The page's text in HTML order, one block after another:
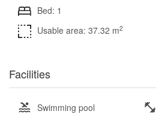
Bed: 1
Usable area: 37.32 m2
Facilities
Swimming pool